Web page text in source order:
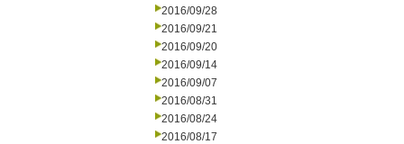
2016/09/28
2016/09/21
2016/09/20
2016/09/14
2016/09/07
2016/08/31
2016/08/24
2016/08/17